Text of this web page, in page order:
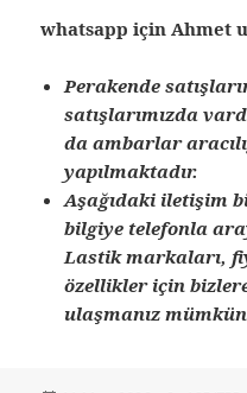
whatsapp için Ahmet
Perakende
satışlarımızda
da ambarlar
yapılmaktadır.
Aşağıdaki iletişim
bilgiye telefonla
Lastik markaları,
özellikler için
ulaşmanız